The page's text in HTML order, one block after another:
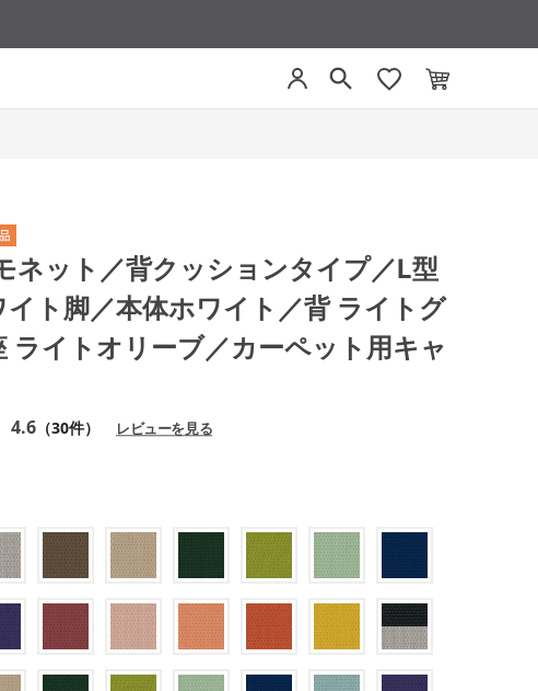
ネット／背クッションタイプ／L型
イト脚／本体ホワイト／背 ライトグ
ライトオリーブ／カーペット用キャ
4.6 （30件） レビューを見る